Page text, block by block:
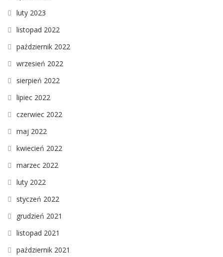
luty 2023
listopad 2022
październik 2022
wrzesień 2022
sierpień 2022
lipiec 2022
czerwiec 2022
maj 2022
kwiecień 2022
marzec 2022
luty 2022
styczeń 2022
grudzień 2021
listopad 2021
październik 2021